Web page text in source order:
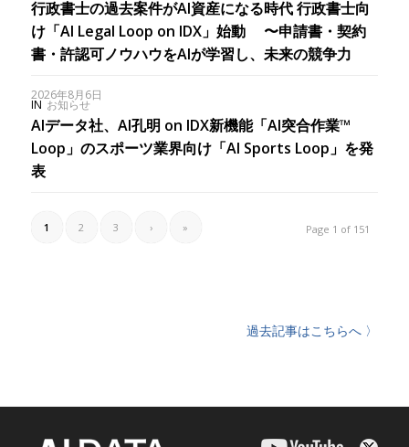
行政書士の過去案件がAI資産になる時代 行政書士向
け「AI Legal Loop on IDX」始動 〜申請書・契約
書・許認可ノウハウをAIが学習し、未来の競争力
2026年8月6日
IN お知らせ
AIデータ社、AI孔明 on IDX新機能「AI突合作業™︎
Loop」のスポーツ業界向け「AI Sports Loop」を発
表
Page 1 of 151
1 2 3 › »
過去記事はこちらへ 〉